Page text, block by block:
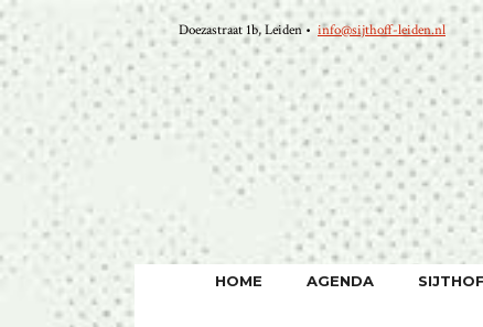
Ga
naar
de
inhoud
Doezastraat 1b, Leiden • info@sijthoff-leiden.nl
HOME AGENDA